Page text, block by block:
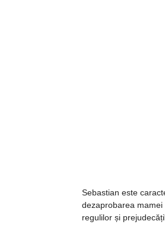
Sebastian este
dezaprobarea
regulilor și